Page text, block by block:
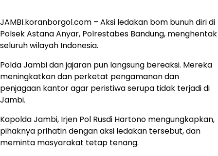
JAMBI.koranborgol.com – Aksi ledakan bom bunuh diri di
Polsek Astana Anyar, Polrestabes Bandung, menghentak
seluruh wilayah Indonesia.
Polda Jambi dan jajaran pun langsung bereaksi. Mereka
meningkatkan dan perketat pengamanan dan
penjagaan kantor agar peristiwa serupa tidak terjadi di
Jambi.
Kapolda Jambi, Irjen Pol Rusdi Hartono mengungkapkan,
pihaknya prihatin dengan aksi ledakan tersebut, dan
meminta masyarakat tetap tenang.